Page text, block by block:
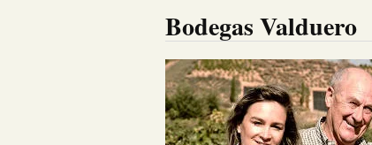
Bodegas Valduero